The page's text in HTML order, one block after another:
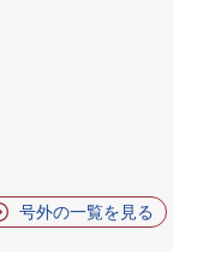
号外の一覧を見る